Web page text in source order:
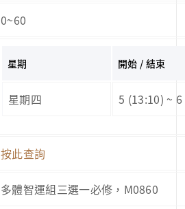
0~60
星期 開始 / 結束
星期四 5 (13:10) ~
按此查詢
多體智運組三選一必修，M0860